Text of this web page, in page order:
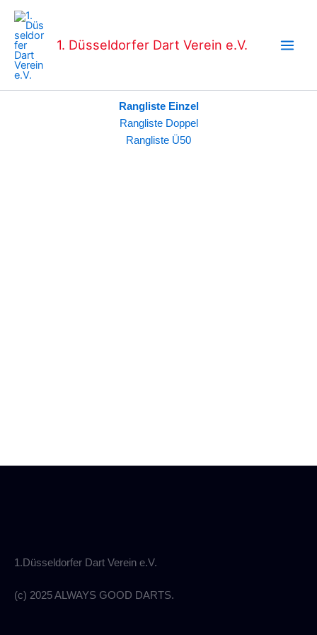
Zum
Inhalt
springen
1. Düsseldorfer Dart Verein e.V.
Rangliste Einzel
Rangliste Doppel
Rangliste Ü50
1.Düsseldorfer Dart Verein e.V.
(c) 2025 ALWAYS GOOD DARTS.